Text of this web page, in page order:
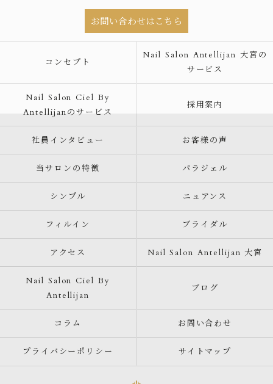
お問い合わせはこちら
コンセプト
Nail Salon Antellijan 大宮の
サービス
Nail Salon Ciel By
Antellijanのサービス
採用案内
社員インタビュー お客様の声
当サロンの特徴 パラジェル
シンプル ニュアンス
フィルイン ブライダル
アクセス Nail Salon Antellijan 大宮
Nail Salon Ciel By
Antellijan
ブログ
コラム お問い合わせ
プライバシーポリシー サイトマップ